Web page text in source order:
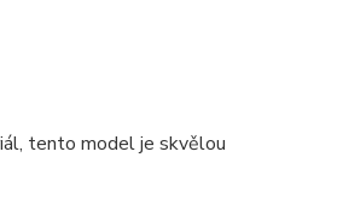
tento model je skvělou